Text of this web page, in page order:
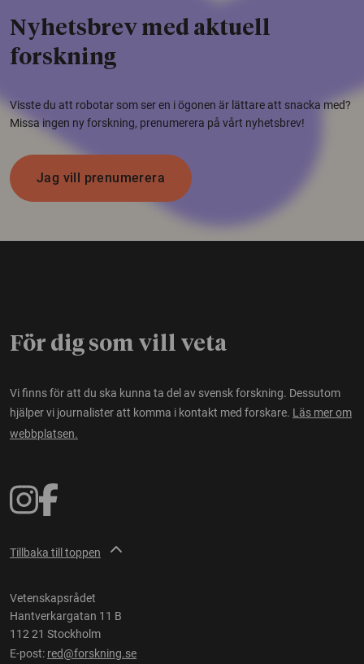
Nyhetsbrev med aktuell
forskning
Visste du att robotar som ser en i ögonen är lättare att snacka med?
Missa ingen ny forskning, prenumerera på vårt nyhetsbrev!
Jag vill prenumerera
För dig som vill veta
Vi finns för att du ska kunna ta del av svensk forskning. Dessutom
hjälper vi journalister att komma i kontakt med forskare. Läs mer om
webbplatsen.
Tillbaka till toppen
Vetenskapsrådet
Hantverkargatan 11 B
112 21 Stockholm
E-post: red@forskning.se